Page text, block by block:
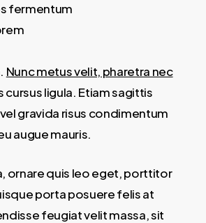
fermentum
Nunc metus velit, pharetra nec
cursus ligula. Etiam sagittis
gravida risus condimentum
augue mauris.
ornare quis leo eget, porttitor
porta posuere felis at
feugiat velit massa, sit